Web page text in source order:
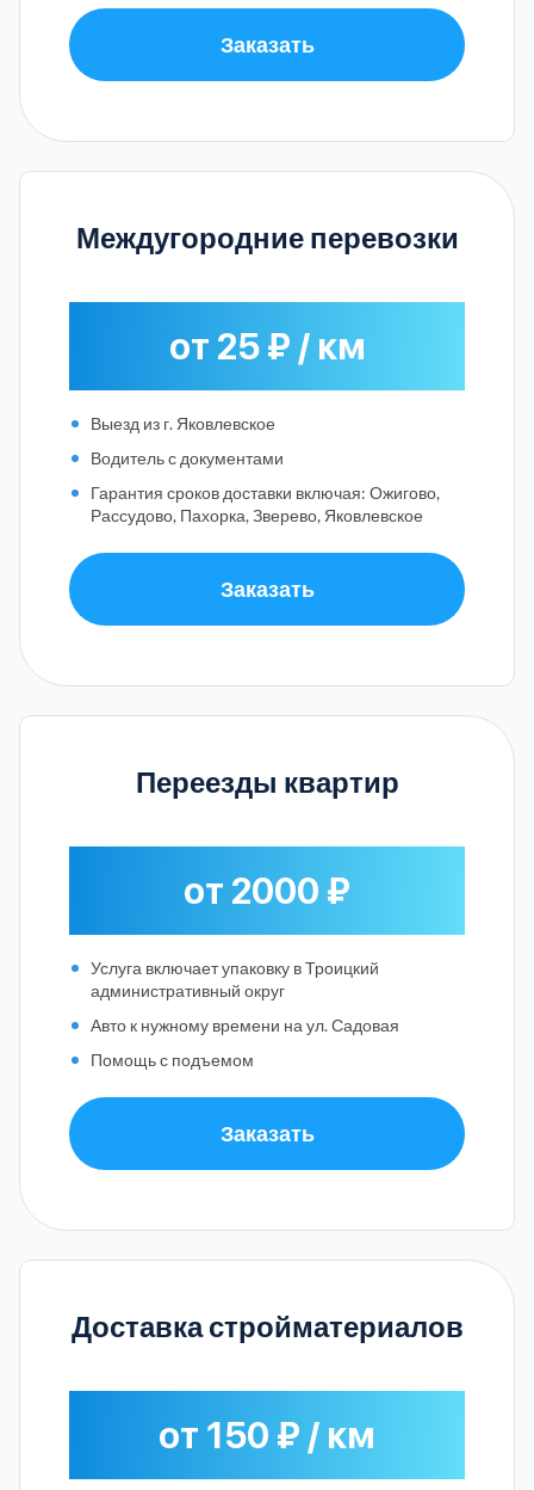
Заказать
Междугородние перевозки
от 25 ₽ / км
Выезд из г. Яковлевское
Водитель с документами
Гарантия сроков доставки включая: Ожигово,
Рассудово, Пахорка, Зверево, Яковлевское
Заказать
Переезды квартир
от 2000 ₽
Услуга включает упаковку в Троицкий
административный округ
Авто к нужному времени на ул. Садовая
Помощь с подъемом
Заказать
Доставка стройматериалов
от 150 ₽ / км